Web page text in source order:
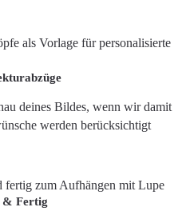
deines Bildes, wenn wir damit
werden berücksichtigt
& Fertig